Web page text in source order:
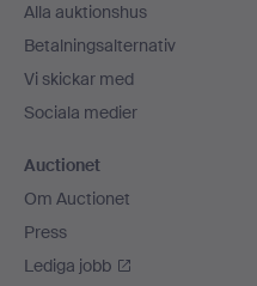
Alla auktionshus
Betalningsalternativ
Vi skickar med
Sociala medier
Auctionet
Om Auctionet
Press
Lediga jobb